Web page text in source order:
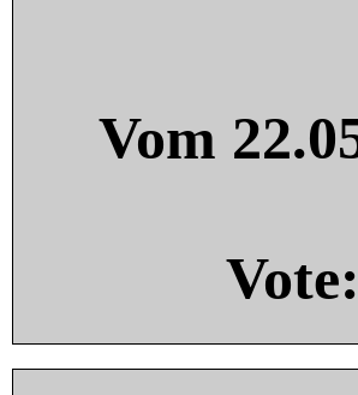
Vom